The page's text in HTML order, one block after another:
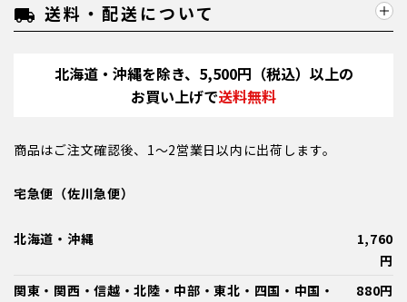
local_shipping 送料・配送について
北海道・沖縄を除き、5,500円（税込）以上の
お買い上げで送料無料
商品はご注文確認後、1～2営業日以内に出荷します。
宅急便（佐川急便）
北海道・沖縄
1,760
円
関東・関西・信越・北陸・中部・東北・四国・中国・
880円